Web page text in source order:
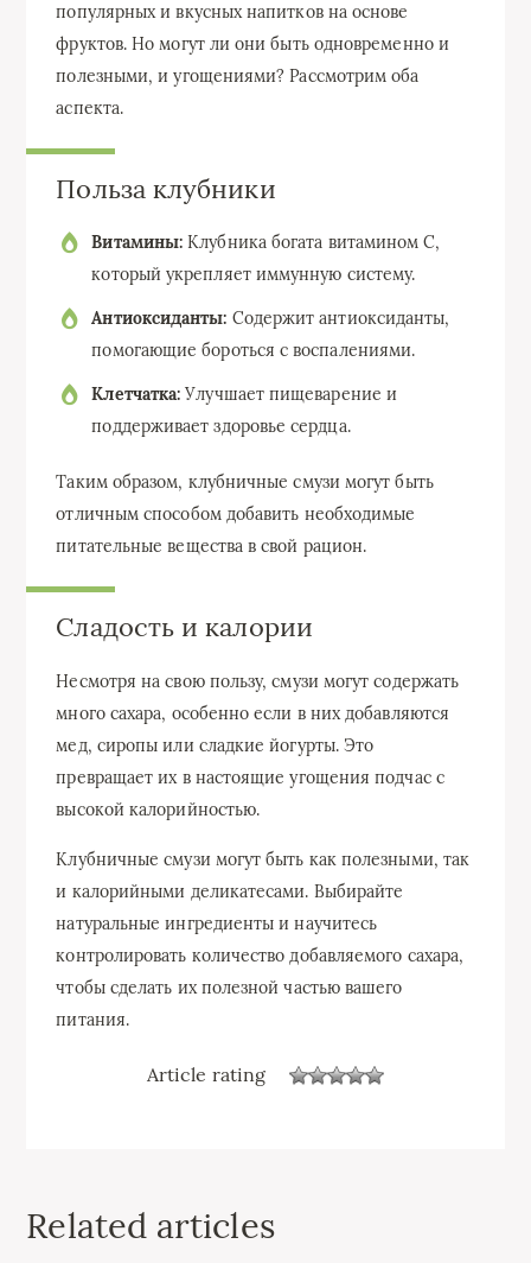
популярных и вкусных напитков на основе
фруктов. Но могут ли они быть одновременно и
полезными, и угощениями? Рассмотрим оба
аспекта.
Польза клубники
Витамины: Клубника богата витамином C,
который укрепляет иммунную систему.
Антиоксиданты: Содержит антиоксиданты,
помогающие бороться с воспалениями.
Клетчатка: Улучшает пищеварение и
поддерживает здоровье сердца.
Таким образом, клубничные смузи могут быть
отличным способом добавить необходимые
питательные вещества в свой рацион.
Сладость и калории
Несмотря на свою пользу, смузи могут содержать
много сахара, особенно если в них добавляются
мед, сиропы или сладкие йогурты. Это
превращает их в настоящие угощения подчас с
высокой калорийностью.
Клубничные смузи могут быть как полезными, так
и калорийными деликатесами. Выбирайте
натуральные ингредиенты и научитесь
контролировать количество добавляемого сахара,
чтобы сделать их полезной частью вашего
питания.
Article rating
Related articles